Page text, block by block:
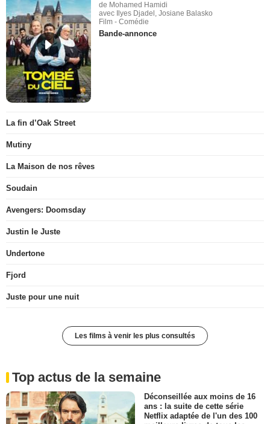
de Mohamed Hamidi
avec Ilyes Djadel, Josiane Balasko
Film - Comédie
Bande-annonce
La fin d’Oak Street
Mutiny
La Maison de nos rêves
Soudain
Avengers: Doomsday
Justin le Juste
Undertone
Fjord
Juste pour une nuit
Les films à venir les plus consultés
Top actus de la semaine
Déconseillée aux moins de 16
ans : la suite de cette série
Netflix adaptée de l'un des 100